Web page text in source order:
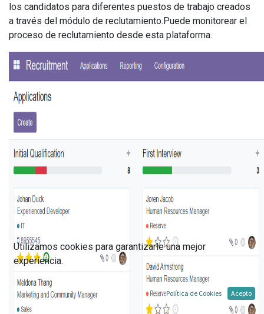
los candidatos para diferentes puestos de trabajo creados
a través del módulo de reclutamiento.Puede monitorear el
proceso de reclutamiento desde esta plataforma.
Utilizamos cookies para garantizarle una mejor
experiencia.
Política de Cookies Acepto